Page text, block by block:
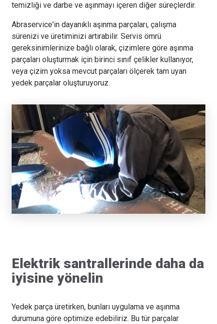
temizliği ve darbe ve aşınmayı içeren diğer süreçlerdir.
Abraservice'in dayanıklı aşınma parçaları, çalışma
sürenizi ve üretiminizi artırabilir. Servis ömrü
gereksinimlerinize bağlı olarak, çizimlere göre aşınma
parçaları oluşturmak için birinci sınıf çelikler kullanıyor,
veya çizim yoksa mevcut parçaları ölçerek tam uyan
yedek parçalar oluşturuyoruz.
Elektrik santrallerinde daha da
iyisine yönelin
Yedek parça üretirken, bunları uygulama ve aşınma
durumuna göre optimize edebiliriz. Bu tür parçalar